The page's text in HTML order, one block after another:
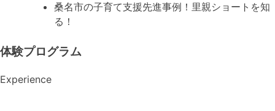
桑名市の子育て支援先進事例！里親ショートを知
る！
体験プログラム
Experience